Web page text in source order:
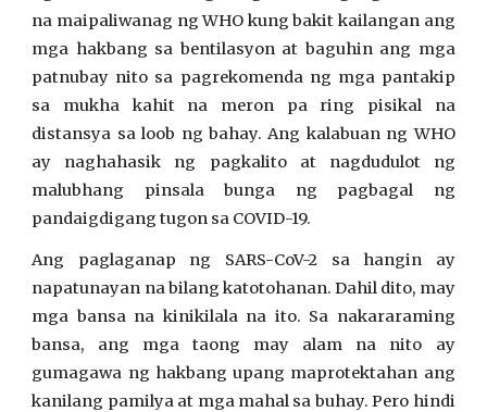
na maipaliwanag ng WHO kung bakit kailangan ang
mga hakbang sa bentilasyon at baguhin ang mga
patnubay nito sa pagrekomenda ng mga pantakip
sa mukha kahit na meron pa ring pisikal na
distansya sa loob ng bahay. Ang kalabuan ng WHO
ay naghahasik ng pagkalito at nagdudulot ng
malubhang pinsala bunga ng pagbagal ng
pandaigdigang tugon sa COVID-19.
Ang paglaganap ng SARS-CoV-2 sa hangin ay
napatunayan na bilang katotohanan. Dahil dito, may
mga bansa na kinikilala na ito. Sa nakararaming
bansa, ang mga taong may alam na nito ay
gumagawa ng hakbang upang maprotektahan ang
kanilang pamilya at mga mahal sa buhay. Pero hindi